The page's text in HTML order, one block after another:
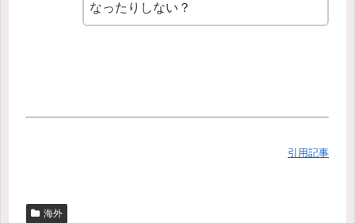
なったりしない？
引用記事
海外